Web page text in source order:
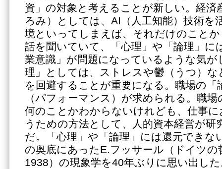
資」の対象と考えることが新しい。経済
ろみ）としては、AI（人工知能）技術を
境といってしまえば、それだけのこと
話を聞いていて、「心理」や「論理」に
業意識」が問題になっているような気が
理」としては、ストレスや鬱（うつ）な
を回避することが重要になる。職場の「
（パフォーマンス）が求められる。職
何のことかわからないけれども、仕事
うための方法として、人的資本経営が研
だ。「心理」や「論理」には還元できな
の奥底にあったE.フッサール（ドイツの
1938）の現象学を40年ぶりに思い出し